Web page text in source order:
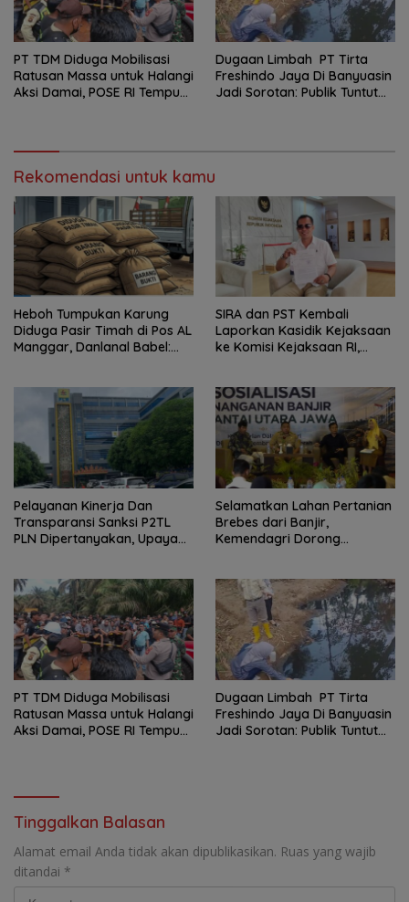
PT TDM Diduga Mobilisasi
Ratusan Massa untuk Halangi
Aksi Damai, POSE RI Tempuh
Dugaan Limbah PT Tirta
Freshindo Jaya Di Banyuasin
Jadi Sorotan: Publik Tuntut
Rekomendasi untuk kamu
Heboh Tumpukan Karung
Diduga Pasir Timah di Pos AL
Manggar, Danlanal Babel:
SIRA dan PST Kembali
Laporkan Kasidik Kejaksaan
ke Komisi Kejaksaan RI,
Penanganan Kasus Irigasi Air
Lemutu
Pelayanan Kinerja Dan
Transparansi Sanksi P2TL
PLN Dipertanyakan, Upaya
Selamatkan Lahan Pertanian
Brebes dari Banjir,
Kemendagri Dorong
PT TDM Diduga Mobilisasi
Ratusan Massa untuk Halangi
Aksi Damai, POSE RI Tempuh
Dugaan Limbah PT Tirta
Freshindo Jaya Di Banyuasin
Jadi Sorotan: Publik Tuntut
Tinggalkan Balasan
Alamat email Anda tidak akan dipublikasikan. Ruas yang wajib
ditandai *